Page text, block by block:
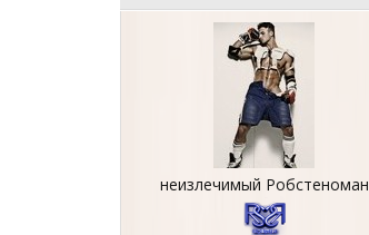
неизлечимый Робстеноман